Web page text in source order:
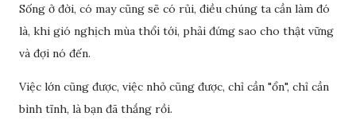
Sống ở đời, có may cũng sẽ có rủi, điều chúng ta cần làm đó
là, khi gió nghịch mùa thổi tới, phải đứng sao cho thật vững
và đợi nó đến.
Việc lớn cũng được, việc nhỏ cũng được, chỉ cần "ổn", chỉ cần
bình tĩnh, là bạn đã thắng rồi.